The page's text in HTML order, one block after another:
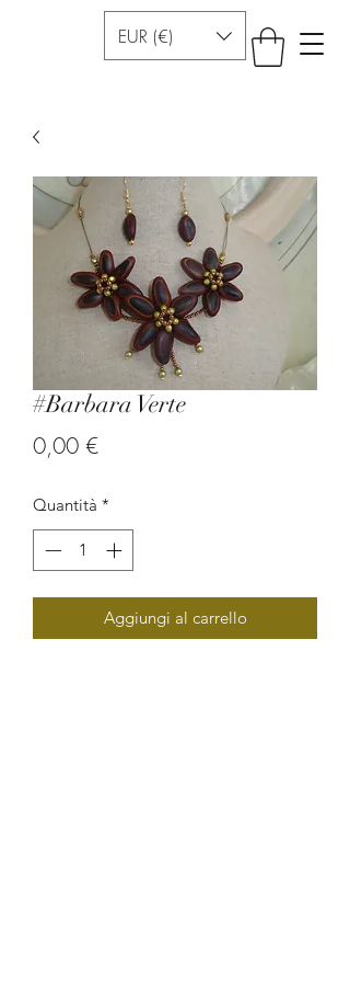
EUR (€)
#Barbara Verte
0,00 €Prezzo
Quantità *
Aggiungi al carrello